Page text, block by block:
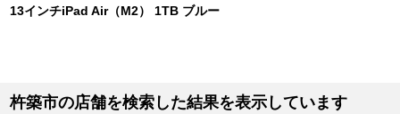
13インチiPad Air（M2） 1TB ブルー
杵築市の店舗を検索した結果を表示しています